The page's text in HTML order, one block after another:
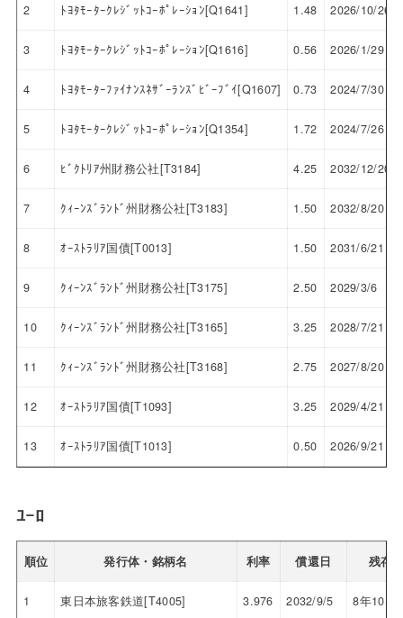
2 ﾄﾖﾀﾓｰﾀｰｸﾚｼﾞｯﾄｺｰﾎﾟﾚｰｼｮﾝ[Q1641] 1.48 2026/10/26
3 ﾄﾖﾀﾓｰﾀｰｸﾚｼﾞｯﾄｺｰﾎﾟﾚｰｼｮﾝ[Q1616] 0.56 2026/1/29
4 ﾄﾖﾀﾓｰﾀｰﾌｧｲﾅﾝｽﾈｻﾞｰﾗﾝｽﾞﾋﾞｰﾌﾞｲ[Q1607] 0.73 2024/7/30
5 ﾄﾖﾀﾓｰﾀｰｸﾚｼﾞｯﾄｺｰﾎﾟﾚｰｼｮﾝ[Q1354] 1.72 2024/7/26
6 ﾋﾞｸﾄﾘｱ州財務公社[T3184] 4.25 2032/12/20
7 ｸｨｰﾝｽﾞﾗﾝﾄﾞ州財務公社[T3183] 1.50 2032/8/20
8 ｵｰｽﾄﾗﾘｱ国債[T0013] 1.50 2031/6/21
9 ｸｨｰﾝｽﾞﾗﾝﾄﾞ州財務公社[T3175] 2.50 2029/3/6
10 ｸｨｰﾝｽﾞﾗﾝﾄﾞ州財務公社[T3165] 3.25 2028/7/21
11 ｸｨｰﾝｽﾞﾗﾝﾄﾞ州財務公社[T3168] 2.75 2027/8/20
12 ｵｰｽﾄﾗﾘｱ国債[T1093] 3.25 2029/4/21
13 ｵｰｽﾄﾗﾘｱ国債[T1013] 0.50 2026/9/21
ﾕｰﾛ
順位 発行体・銘柄名 利率 償還日 残存
1 東日本旅客鉄道[T4005] 3.976 2032/9/5 8年10ヶ